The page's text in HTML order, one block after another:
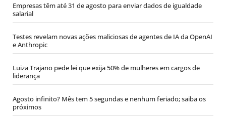
Empresas têm até 31 de agosto para enviar dados de igualdade
salarial
Testes revelam novas ações maliciosas de agentes de IA da OpenAI
e Anthropic
Luiza Trajano pede lei que exija 50% de mulheres em cargos de
liderança
Agosto infinito? Mês tem 5 segundas e nenhum feriado; saiba os
próximos